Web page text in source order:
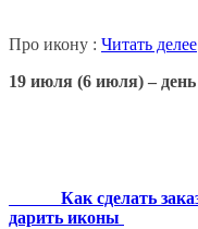
Про икону : Читать делее
19 июля (6 июля) – день
Как сделать
дарить иконы